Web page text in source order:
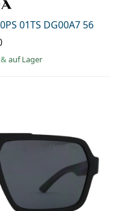
01TS DG00A7 56
& auf Lager